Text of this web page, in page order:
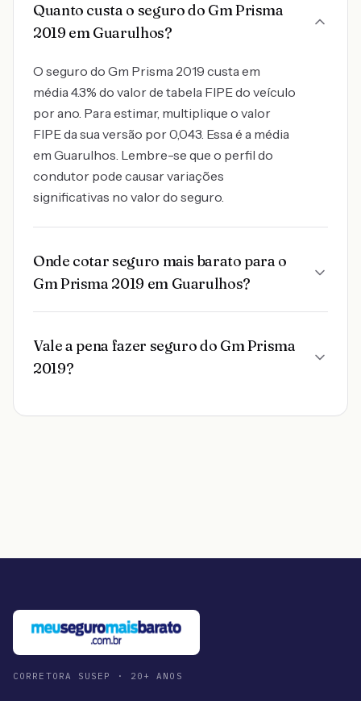
Quanto custa o seguro do Gm Prisma
2019 em Guarulhos?
O seguro do Gm Prisma 2019 custa em
média 4.3% do valor de tabela FIPE do veículo
por ano. Para estimar, multiplique o valor
FIPE da sua versão por 0,043. Essa é a média
em Guarulhos. Lembre-se que o perfil do
condutor pode causar variações
significativas no valor do seguro.
Onde cotar seguro mais barato para o
Gm Prisma 2019 em Guarulhos?
Vale a pena fazer seguro do Gm Prisma
2019?
CORRETORA SUSEP · 20+ ANOS